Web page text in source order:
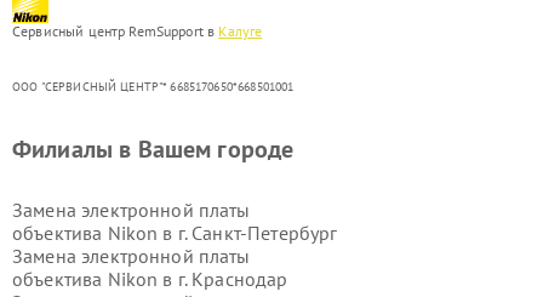
Сервисный центр RemSupport в Калуге
ООО "СЕРВИСНЫЙ ЦЕНТР"* 6685170650*668501001
Филиалы в Вашем городе
Замена электронной платы
объектива Nikon в г. Санкт-Петербург
Замена электронной платы
объектива Nikon в г. Краснодар